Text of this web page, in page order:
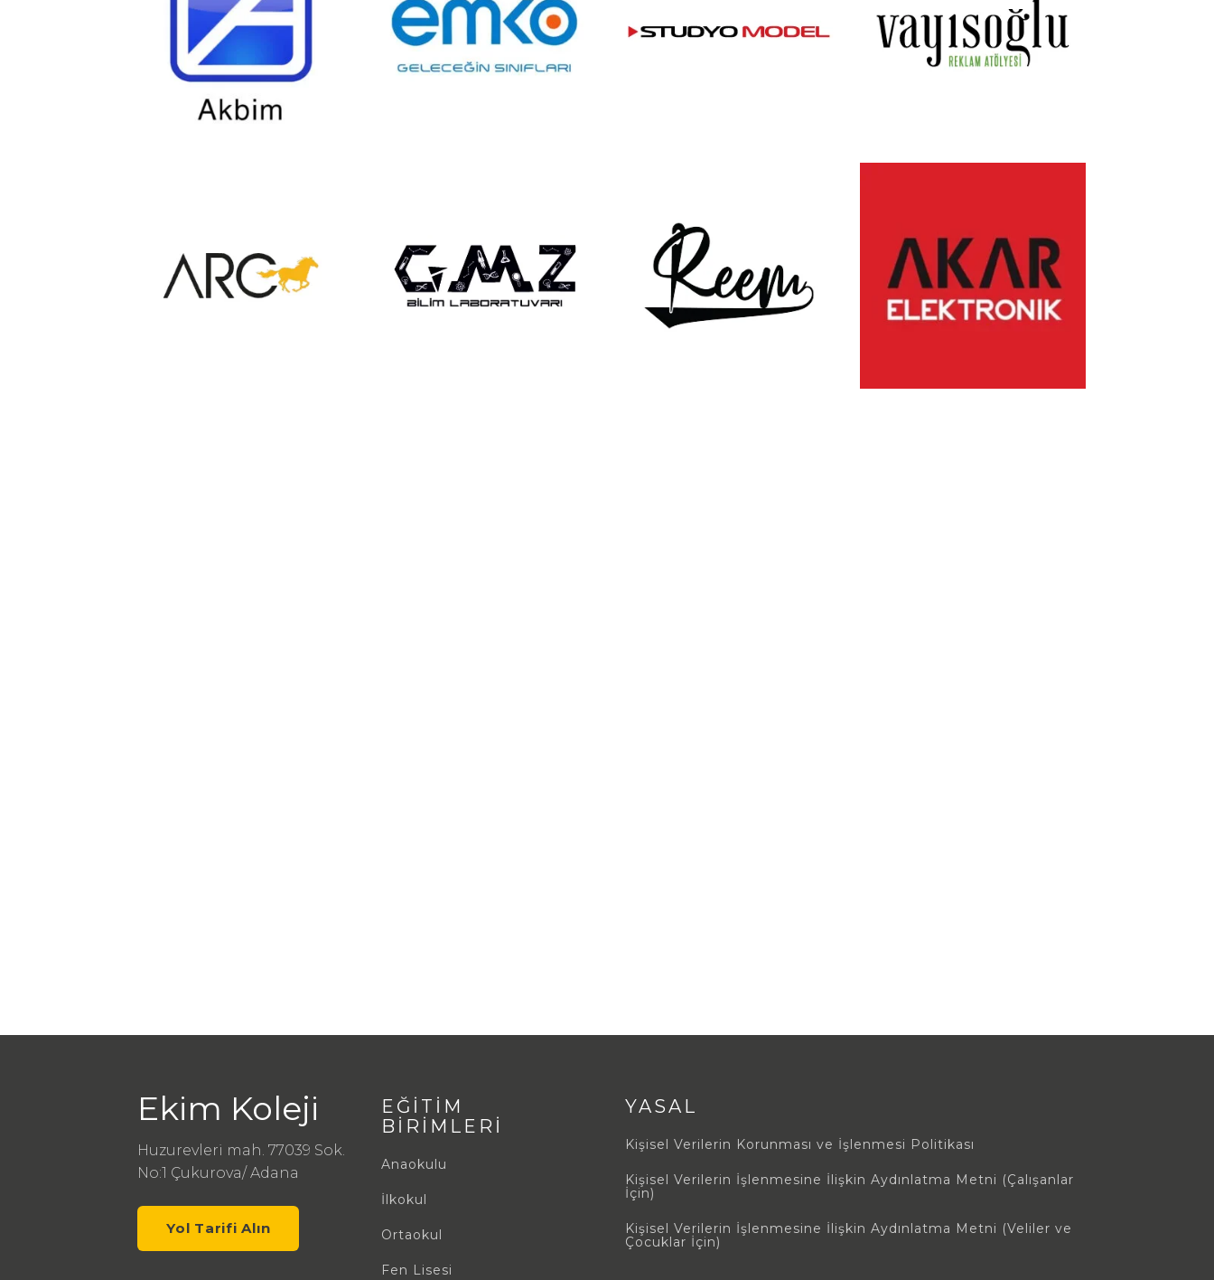
Ekim Koleji
Huzurevleri mah. 77039 Sok.
No:1 Çukurova/ Adana
Yol Tarifi Alın
EĞİTİM
BİRİMLERİ
Anaokulu
İlkokul
Ortaokul
Fen Lisesi
YASAL
Kişisel Verilerin Korunması ve İşlenmesi Politikası
Kişisel Verilerin İşlenmesine İlişkin Aydınlatma Metni (Çalışanlar
İçin)
Kişisel Verilerin İşlenmesine İlişkin Aydınlatma Metni (Veliler ve
Çocuklar İçin)